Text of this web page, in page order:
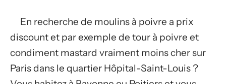
En recherche de moulins à poivre a prix
discount et par exemple de tour à poivre et
condiment mastard vraiment moins cher sur
Paris dans le quartier Hôpital-Saint-Louis ?